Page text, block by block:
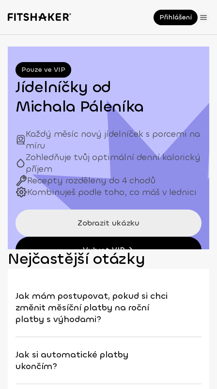
Přihlášení
Pouze ve VIP
Jídelníčky od
Michala Páleníka
Každý měsíc nový jídelníček s porcemi na
míru
Zohledňuje tvůj optimální denní kalorický
příjem
Recepty rozděleny do 4 chodů
Kombinuješ podle toho, co máš v lednici
Zobrazit ukázku
Vybrat VIP
Nejčastější otázky
Jak mám postupovat, pokud si chci
změnit měsíční platby na roční
platby s výhodami?
Jak si automatické platby
ukončím?